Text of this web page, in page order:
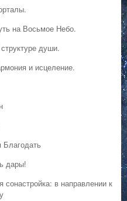
на Восьмое Небо.
души.
и исцеление.
дары!
в направлении к